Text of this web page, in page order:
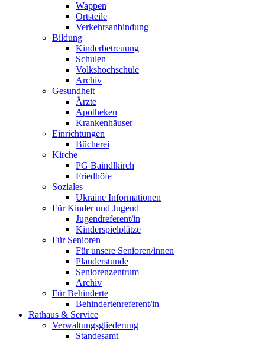
Wappen
Ortsteile
Verkehrsanbindung
Bildung
Kinderbetreuung
Schulen
Volkshochschule
Archiv
Gesundheit
Ärzte
Apotheken
Krankenhäuser
Einrichtungen
Bücherei
Kirche
PG Baindlkirch
Friedhöfe
Soziales
Ukraine Informationen
Für Kinder und Jugend
Jugendreferent/in
Kinderspielplätze
Für Senioren
Für unsere Senioren/innen
Plauderstunde
Seniorenzentrum
Archiv
Für Behinderte
Behindertenreferent/in
Rathaus & Service
Verwaltungsgliederung
Standesamt